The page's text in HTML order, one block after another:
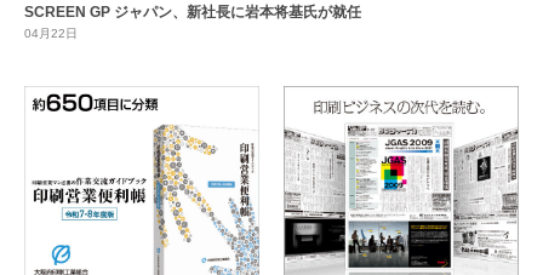
SCREEN GP ジャパン、新社長に岩本将基氏が就任
04月22日